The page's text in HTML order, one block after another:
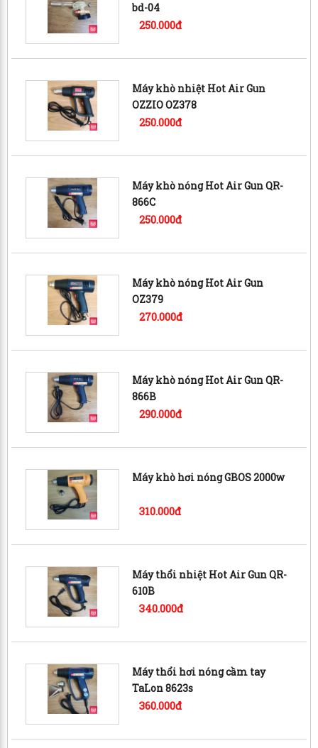
bd-04
250.000đ
Máy khò nhiệt Hot Air Gun
OZZIO OZ378
250.000đ
Máy khò nóng Hot Air Gun QR-
866C
250.000đ
Máy khò nóng Hot Air Gun
OZ379
270.000đ
Máy khò nóng Hot Air Gun QR-
866B
290.000đ
Máy khò hơi nóng GBOS 2000w
310.000đ
Máy thổi nhiệt Hot Air Gun QR-
610B
340.000đ
Máy thổi hơi nóng cầm tay
TaLon 8623s
360.000đ